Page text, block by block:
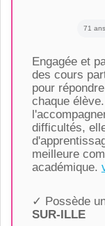
71 ans
Engagée et
des cours
pour
chaque
difficultés,
meilleure
académique.
✓ Possède
SUR-ILLE